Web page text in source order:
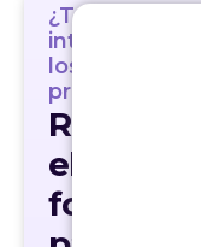
¿Te
interesan
los
programas?
Rellena
el
formulario